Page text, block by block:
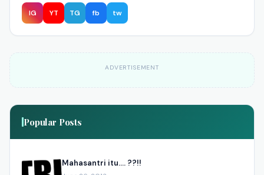
IG YT TG fb tw
ADVERTISEMENT
Popular Posts
Mahasantri itu.... ??!!